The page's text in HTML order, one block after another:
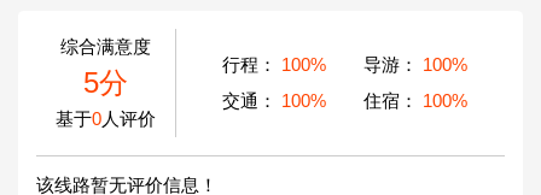
综合满意度
5分
基于0人评价
行程： 100% 导游：
100%
交通：
100% 住宿： 100%
该线路暂无评价信息！